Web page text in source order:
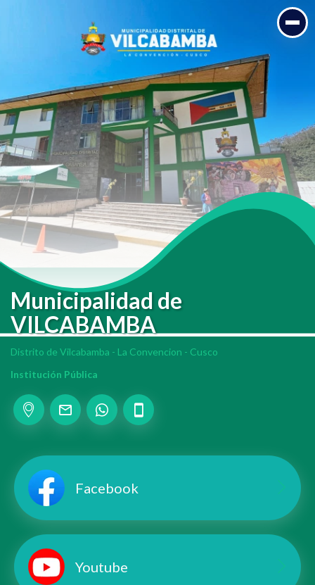
Municipalidad de VILCABAMBA
Distrito de Vilcabamba - La Convencion - Cusco
Institución Pública
Add your Digital Business Card to Wallet
Add to Gallery
Municipalidad de
VILCABAMBA
Distrito de Vilcabamba - La Convencion - Cusco
Institución Pública
Facebook
Youtube